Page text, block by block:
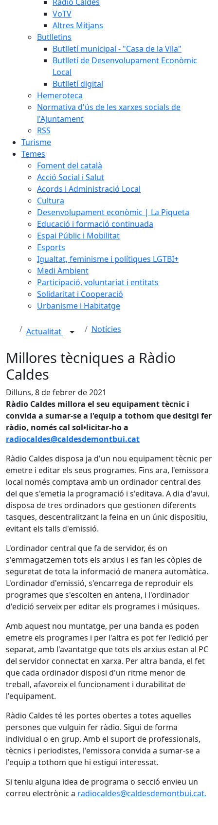
VoTV
Altres Mitjans
Butlletins
Butlletí municipal - "Casa de la Vila"
Butlletí de Desenvolupament Econòmic
Local
Butlletí digital
Hemeroteca
Normativa d'ús de les xarxes socials de
l'Ajuntament
RSS
Turisme
Temes
Foment del català
Acció Social i Salut
Acords i Administració Local
Cultura
Desenvolupament econòmic | La Piqueta
Educació i formació continuada
Espai Públic i Mobilitat
Esports
Igualtat, feminisme i polítiques LGTBI+
Medi Ambient
Participació, voluntariat i entitats
Solidaritat i Cooperació
Urbanisme i Habitatge
Actualitat Notícies
Millores tècniques a Ràdio
Caldes
Dilluns, 8 de febrer de 2021
Ràdio Caldes millora el seu equipament tècnic i
convida a sumar-se a l'equip a tothom que desitgi fer
ràdio, només cal sol•licitar-ho a
radiocaldes@caldesdemontbui.cat
Ràdio Caldes disposa ja d'un nou equipament tècnic per
emetre i editar els seus programes. Fins ara, l'emissora
local només comptava amb un ordinador central des
del que s'emetia la programació i s'editava. A dia d'avui,
disposa de tres ordinadors que gestionen diferents
tasques, descentralitzant la feina en un únic dispositiu,
evitant els talls d'emissió.
L'ordinador central que fa de servidor, és on
s'emmagatzemen tots els arxius i es fan les còpies de
seguretat de tota la informació de manera automàtica.
L'ordinador d'emissió, s'encarrega de reproduir els
programes que s'escolten en antena, i l'ordinador
d'edició serveix per editar els programes i músiques.
Amb aquest nou muntatge, per una banda es poden
emetre els programes i per l'altra es pot fer l'edició per
separat, amb l'avantatge que tots els arxius estan al PC
del servidor connectat en xarxa. Per altra banda, el fet
que cada ordinador disposi d'un ritme menor de
treball, afavoreix el funcionament i durabilitat de
l'equipament.
Ràdio Caldes té les portes obertes a totes aquelles
persones que vulguin fer ràdio. Sigui de forma
individual o en grup. Amb el suport de professionals,
tècnics i periodistes, l'emissora convida a sumar-se a
l'equip a tothom que hi estigui interessat.
Si teniu alguna idea de programa o secció envieu un
correu electrònic a radiocaldes@caldesdemontbui.cat.